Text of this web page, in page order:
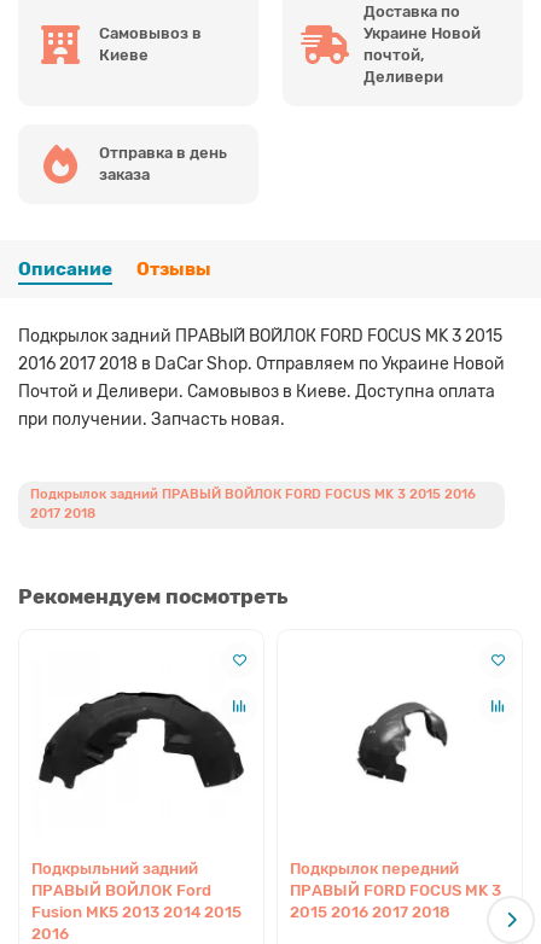
Самовывоз в
Киеве
Доставка по
Украине Новой
почтой,
Деливери
Отправка в день
заказа
Описание Отзывы
Подкрылок задний ПРАВЫЙ ВОЙЛОК FORD FOCUS MK 3 2015
2016 2017 2018 в DaCar Shop. Отправляем по Украине Новой
Почтой и Деливери. Самовывоз в Киеве. Доступна оплата
при получении. Запчасть новая.
Подкрылок задний ПРАВЫЙ ВОЙЛОК FORD FOCUS MK 3 2015 2016
2017 2018
Рекомендуем посмотреть
Подкрыльний задний
ПРАВЫЙ ВОЙЛОК Ford
Fusion MK5 2013 2014 2015
2016
Подкрылок передний
ПРАВЫЙ FORD FOCUS MK 3
2015 2016 2017 2018